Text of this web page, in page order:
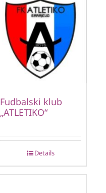
Fudbalski klub
„ATLETIKO“
Details